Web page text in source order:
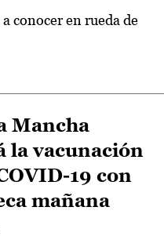
conocer en rueda de
Mancha
la vacunación
19 con
mañana